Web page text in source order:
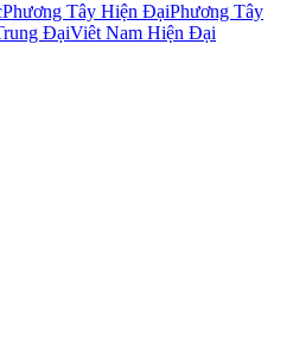
Phương Tây Hiện ĐạiPhương Tây
ĐạiViêt Nam Hiện Đại